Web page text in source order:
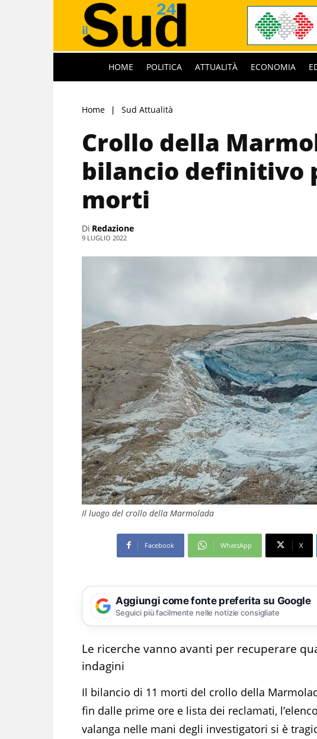
HOME POLITICA ATTUALITÀ ECONOMIA
Home Sud Attualità
Crollo della
bilancio definitivo
morti
Di Redazione
9 LUGLIO 2022
Il luogo del crollo della Marmolada
Facebook WhatsApp X
Aggiungi come fonte preferita su Google
Seguici più facilmente nelle notizie consigliate
Le ricerche vanno avanti per recuperare
indagini
Il bilancio di 11 morti del crollo della
fin dalle prime ore e lista dei reclamati,
valanga nelle mani degli investigatori si è